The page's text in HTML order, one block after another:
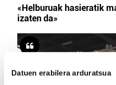
Datuen erabilera arduratsua
«Helburuak hasieratik
izaten da»